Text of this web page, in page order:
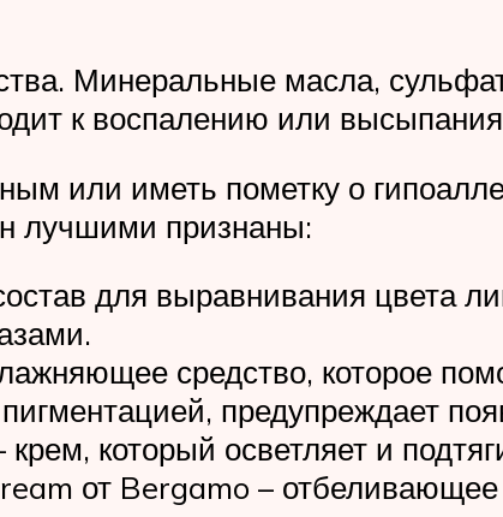
Минеральные масла,
к воспалению или
или иметь пометку о
лучшими признаны:
для выравнивания цвета
средство, которое
предупреждает
который осветляет и
от Bergamo –